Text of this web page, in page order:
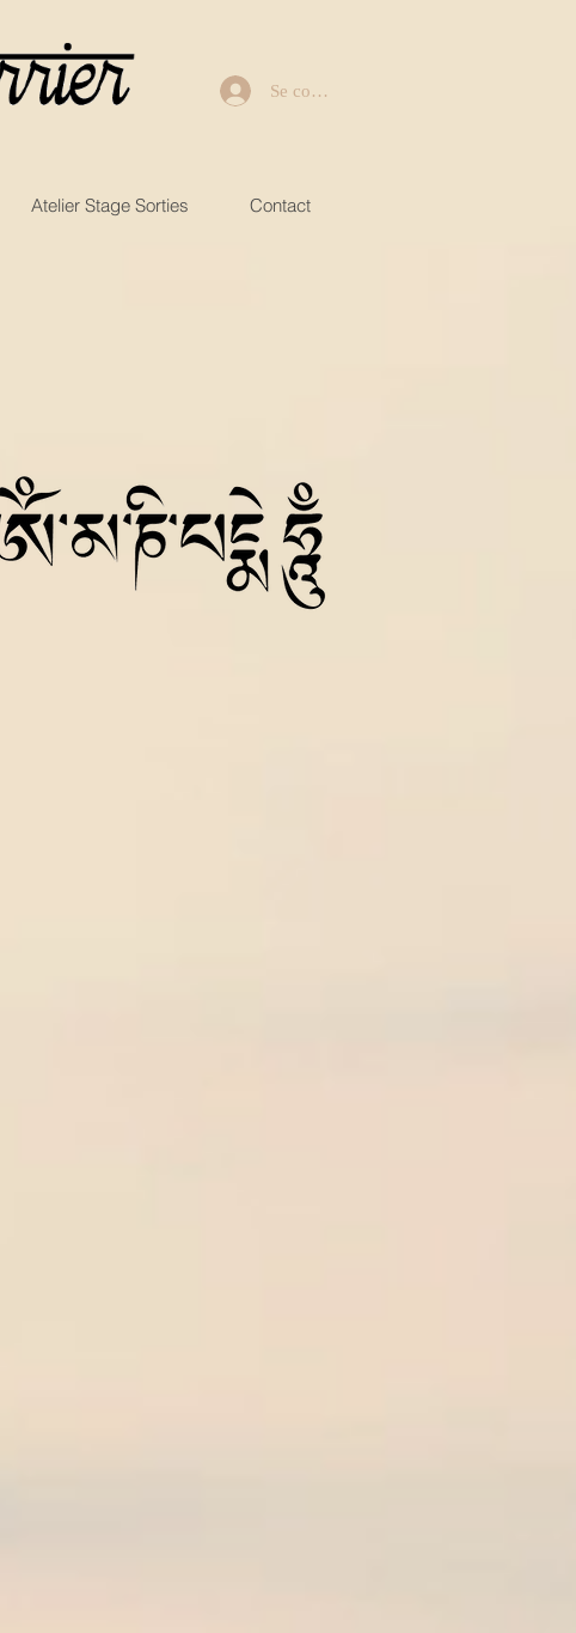
Se connecter
Atelier Stage Sorties
Contact